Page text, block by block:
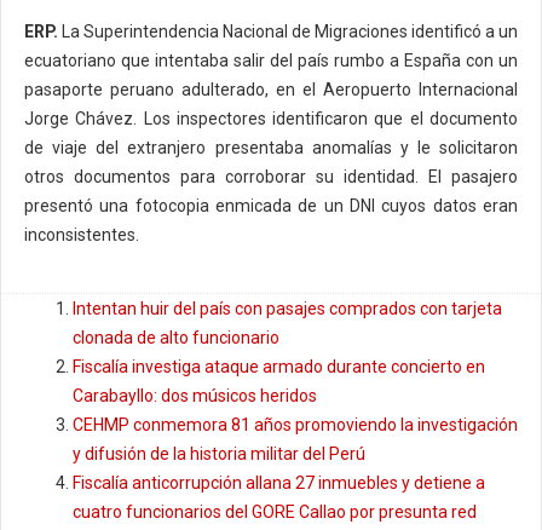
ERP. La Superintendencia Nacional de Migraciones identificó a un
ecuatoriano que intentaba salir del país rumbo a España con un
pasaporte peruano adulterado, en el Aeropuerto Internacional
Jorge Chávez. Los inspectores identificaron que el documento
de viaje del extranjero presentaba anomalías y le solicitaron
otros documentos para corroborar su identidad. El pasajero
presentó una fotocopia enmicada de un DNI cuyos datos eran
inconsistentes.
Intentan huir del país con pasajes comprados con tarjeta
clonada de alto funcionario
Fiscalía investiga ataque armado durante concierto en
Carabayllo: dos músicos heridos
CEHMP conmemora 81 años promoviendo la investigación
y difusión de la historia militar del Perú
Fiscalía anticorrupción allana 27 inmuebles y detiene a
cuatro funcionarios del GORE Callao por presunta red